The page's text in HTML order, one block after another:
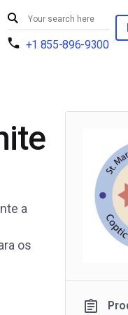
+1 855-896-9300
a
os